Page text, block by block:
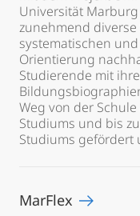
Universität
zunehmend
systematischen
Orientierung
Studierende mit
Weg von der
Studiums und bis
Studiums gefördert
MarFlex